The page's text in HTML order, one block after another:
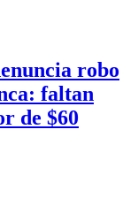
robo
faltan
de $60